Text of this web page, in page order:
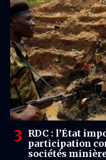
RDC : l’État
participation
sociétés